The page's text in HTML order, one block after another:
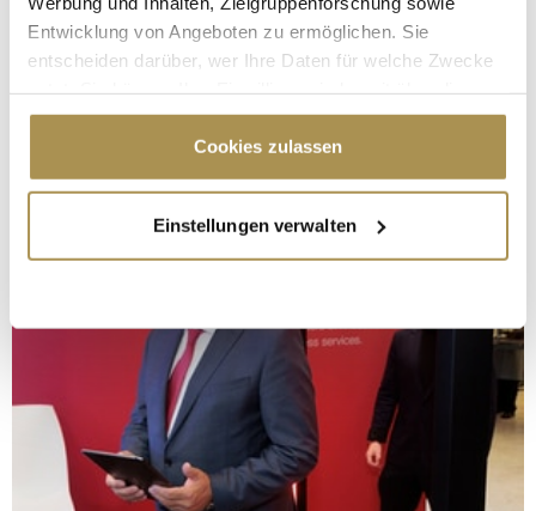
Entwicklung von Angeboten zu ermöglichen. Sie
entscheiden darüber, wer Ihre Daten für welche Zwecke
Cookie-Erklärung oder durch Klicken auf das Privacy
Trigger Symbol ändern oder widerrufen
Informationen über Ihre geografische Lage
erfassen, welche bis auf einige Meter genau sein
bestimmten Merkmalen (Fingerprinting) identifizieren
Erfahren Sie mehr darüber, wie Ihre persönlichen Daten
verarbeitet werden, und legen Sie Ihre Präferenzen im
Abschnitt Einzelheiten
fest.
Wir verwenden Cookies, um Inhalte und Anzeigen zu
Cookies zulassen
Einstellungen verwalten